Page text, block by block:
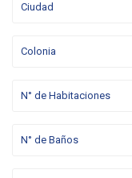
Ciudad
Colonia
N° de Habitaciones
N° de Baños